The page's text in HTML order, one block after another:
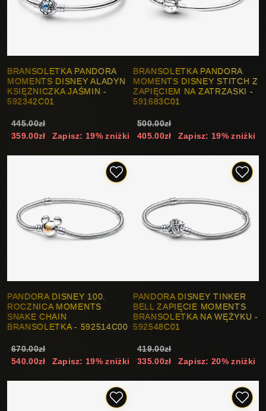
BRANSOLETKA PANDORA
MOMENTS DISNEY ALADYN
KSIĘŻNICZKA JAŚMIN -
592342C01
445.00zł
359.00zł
Zapisz: 19% zniżki
BRANSOLETKA PANDORA
MOMENTS DISNEY STITCH Z
ZAPIĘCIEM NA ZATRZASKI -
591683C01
500.00zł
405.00zł
Zapisz: 19% zniżki
PANDORA DISNEY 100.
ROCZNICA MOMENTS
SNAKE CHAIN
BRANSOLETKA - 592514C00
670.00zł
540.00zł
Zapisz: 19% zniżki
PANDORA DISNEY TINKER
BELL ZAPIĘCIE MOMENTS
BRANSOLETKA NA WĘŻYKU -
592548C01
419.00zł
335.00zł
Zapisz: 20% zniżki